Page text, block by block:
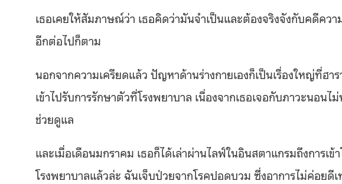
เธอเคยให้สัมภาษณ์ว่า เธอคิดว่ามันจำเป็นและต้องจริงจังกับคดีคว
อีกต่อไปก็ตาม
นอกจากความเครียดแล้ว ปัญหาด้านร่างกายเองก็เป็นเรื่องใหญ่ที่ฮ
เข้าไปรับการรักษาตัวที่โรงพยาบาล เนื่องจากเธอเจอกับภาวะนอน
ช่วยดูแล
และเมื่อเดือนมกราคม เธอก็ได้เล่าผ่านไลฟ์ในอินสตาแกรมถึงการเ
โรงพยาบาลแล้วล่ะ ฉันเจ็บป่วยจากโรคปอดบวม ซึ่งอาการไม่ค่อยดีเ